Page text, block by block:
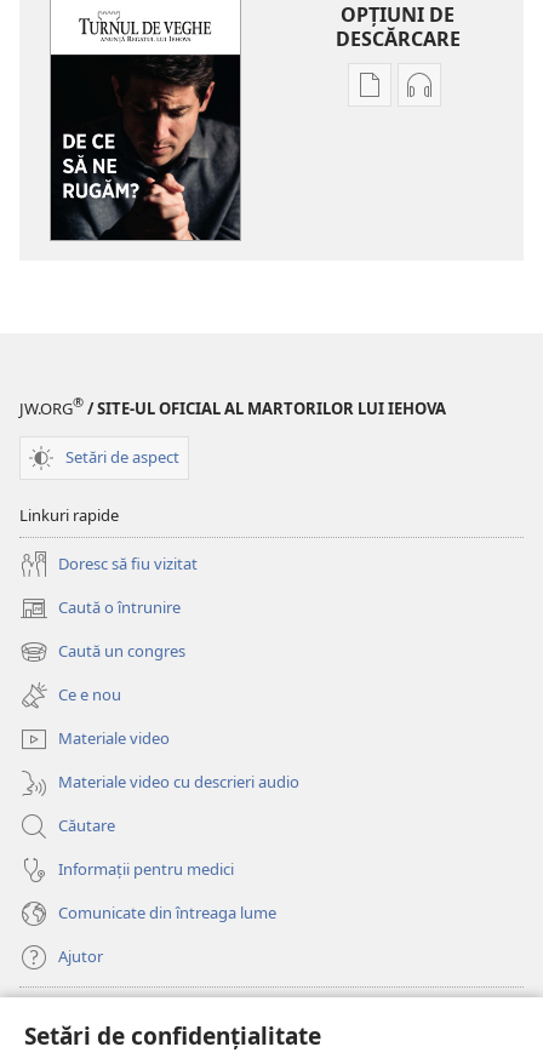
Setări de confidențialitate
OPŢIUNI DE
DESCĂRCARE
Opțiuni
ne
Opțiuni
să
JW.ORG® / SITE-UL OFICIAL AL MARTORILOR LUI IEHOVA
Setări de aspect
Linkuri rapide
Doresc să fiu vizitat
Caută o întrunire
(se
deschide
o
fereastră
nouă)
Caută un congres
(se
deschide
o
fereastră
nouă)
Ce e nou
Materiale video
Materiale video cu descrieri audio
Căutare
Informații pentru medici
Comunicate din întreaga lume
Ajutor
(se
deschide